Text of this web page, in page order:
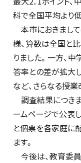
科で全国平均より
本市におきまし
様、算数は全国と
りました。一方、
答率との差が拡大
など、さらなる授
調査結果につき
ームページで公表
と個票を各家庭に
ます。
今後は、教育委員